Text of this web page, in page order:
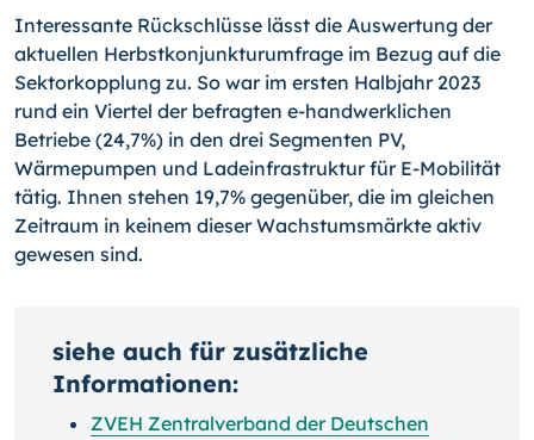
Interessante Rückschlüsse lässt die Auswertung der
aktuellen Herbstkonjunkturumfrage im Bezug auf die
Sektorkopplung zu. So war im ersten Halbjahr 2023
rund ein Viertel der befragten e-handwerklichen
Betriebe (24,7%) in den drei Segmenten PV,
Wärmepumpen und Ladeinfrastruktur für E-Mobilität
tätig. Ihnen stehen 19,7% gegenüber, die im gleichen
Zeitraum in keinem dieser Wachstumsmärkte aktiv
gewesen sind.
siehe auch für zusätzliche
Informationen:
ZVEH Zentralverband der Deutschen